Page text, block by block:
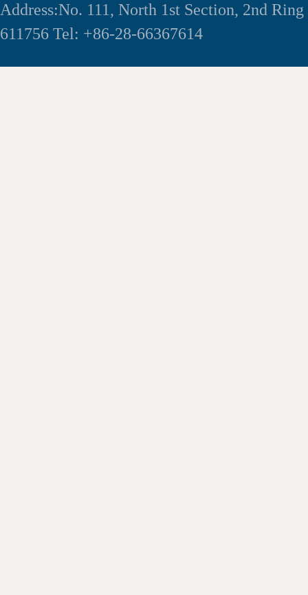
Address:No. 111, North 1st Section, 2nd
611756 Tel: +86-28-66367614